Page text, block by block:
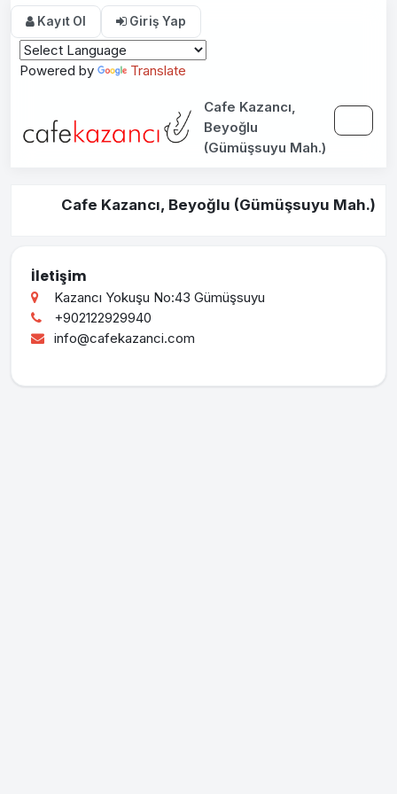
Kayıt Ol Giriş Yap
Powered by Translate
Cafe Kazancı,
Beyoğlu
(Gümüşsuyu Mah.)
Cafe Kazancı, Beyoğlu (Gümüşsuyu Mah.)
İletişim
Kazancı Yokuşu No:43 Gümüşsuyu
+902122929940
info@cafekazanci.com